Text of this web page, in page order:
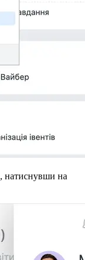
, натиснувши на